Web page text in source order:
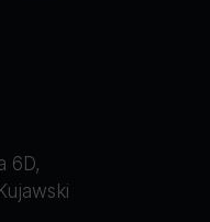
6D,